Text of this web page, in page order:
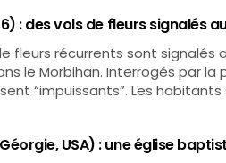
: des vols de fleurs signalés
fleurs récurrents sont signalés
le Morbihan. Interrogés par
“impuissants”. Les
USA) : une église